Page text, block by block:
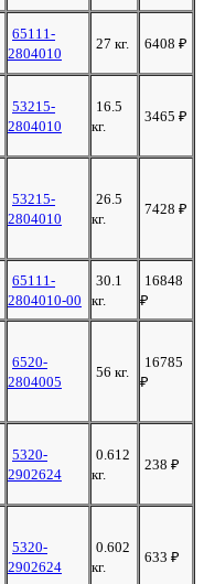
65111-
2804010
27 кг. 6408 ₽
53215-
2804010
16.5
кг.
3465 ₽
53215-
2804010
26.5
кг.
7428 ₽
65111-
2804010-00
30.1
кг.
16848
₽
6520-
2804005
56 кг.
16785
₽
5320-
2902624
0.612
кг.
238 ₽
5320-
2902624
0.602
кг.
633 ₽